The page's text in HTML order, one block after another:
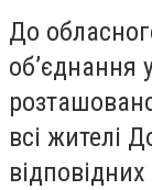
До
об’єднання
всі жителі